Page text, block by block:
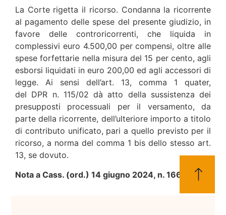
La Corte rigetta il ricorso. Condanna la ricorrente
al pagamento delle spese del presente giudizio, in
favore delle controricorrenti, che liquida in
complessivi euro 4.500,00 per compensi, oltre alle
spese forfettarie nella misura del 15 per cento, agli
esborsi liquidati in euro 200,00 ed agli accessori di
legge. Ai sensi dell’art. 13, comma 1 quater,
del DPR n. 115/02 dà atto della sussistenza dei
presupposti processuali per il versamento, da
parte della ricorrente, dell’ulteriore importo a titolo
di contributo unificato, pari a quello previsto per il
ricorso, a norma del comma 1 bis dello stesso art.
13, se dovuto.
Nota a Cass. (ord.) 14 giugno 2024, n. 16630